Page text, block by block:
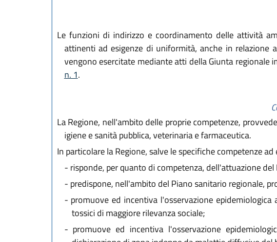
Le funzioni di indirizzo e coordinamento delle attività
attinenti ad esigenze di uniformità, anche in relazione
vengono esercitate mediante atti della Giunta regionale
n. 1.
La Regione, nell'ambito delle proprie competenze,
igiene e sanità pubblica, veterinaria e farmaceutica.
In particolare la Regione, salve le specifiche competenze
- risponde, per quanto di competenza, dell'attuazione
- predispone, nell'ambito del Piano sanitario regionale,
- promuove ed incentiva l'osservazione
tossici di maggiore rilevanza sociale;
- promuove ed incentiva l'osservazione